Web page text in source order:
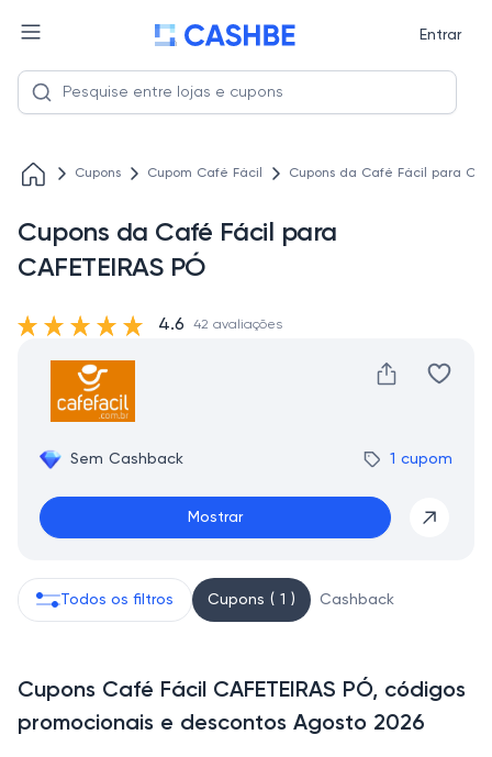
Entrar
Cupons Cupom Café Fácil Cupons da Café Fácil para
Cupons da Café Fácil para
CAFETEIRAS PÓ
Sem Cashback 1 cupom
Mostrar
4.6 42 avaliações
Todos os filtros Cupons ( 1 ) Cashback
Cupons Café Fácil CAFETEIRAS PÓ, códigos
promocionais e descontos Agosto 2026